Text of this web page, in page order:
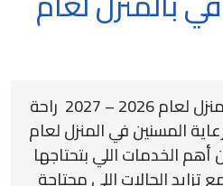
🏡 رعاية المسنين في بالمنزل لعام 2026 – 2027 راحة
المسنين في المنزل لعام
من أهم الخدمات اللي بتحتاجها
الحالات اللي محتاجة